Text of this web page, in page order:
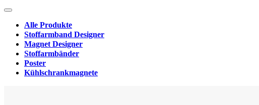
Alle Produkte
Stoffarmband Designer
Magnet Designer
Stoffarmbänder
Poster
Kühlschrankmagnete